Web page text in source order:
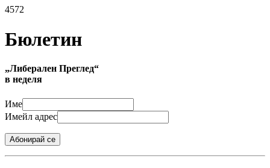
4572
Бюлетин
„Либерален Преглед“
в неделя
Име
Имейл адрес
Абонирай се